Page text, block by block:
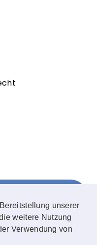
unserer
weitere Nutzung
Verwendung von